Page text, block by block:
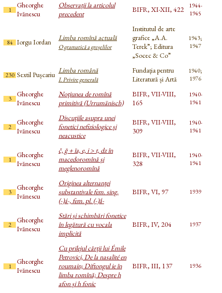
1
Gheorghe
Ivănescu
Observații la articolul
precedent
BIFR, XI-XII, 422
1944-
1945
84 Iorgu Iordan Limba romînă actuală
O gramatică a greșelilor
Institutul de arte
grafice „A.A.
Terek”; Editura
„Socec & Co”
1943;
1947
230 Sextil Pușcariu Limba română
I. Privire generală
Fundația pentru
Literatură și Artă
1940;
1976
3
Gheorghe
Ivănescu
Noțiunea de romînă
primitivă (Urrumänisch)
BIFR, VII-VIII,
165
1940-
1941
2
Gheorghe
Ivănescu
Discuțiile asupra unei
fonetici nefiziologice și
neacustice
BIFR, VII-VIII,
309
1940-
1941
1
Gheorghe
Ivănescu
č, ğ + ĭa, e, i > t, dz în
macedoromînă și
meglenoromînă
BIFR, VII-VIII,
328
1940-
1941
3
Gheorghe
Ivănescu
Originea alternanței
substantivale fem. sing.
(-)á-, fem. pl. (-)ắ-
BIFR, VI, 97 1939
2
Gheorghe
Ivănescu
Stări și schimbări fonetice
în legătură cu vocala
implicită
BIFR, IV, 204 1937
1
Gheorghe
Ivănescu
Cu prilejul cărții lui Émile
Petrovici, De la nasalité en
roumain; Diftongul ie în
limba romînă; Despre h
afon și h fonic
BIFR, III, 137 1936